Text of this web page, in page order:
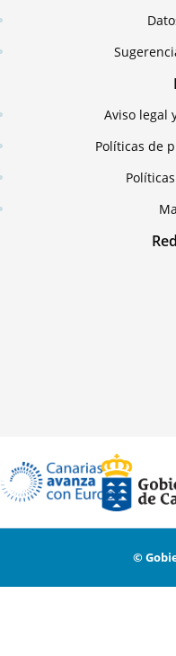
Aviso legal
Políticas de
©